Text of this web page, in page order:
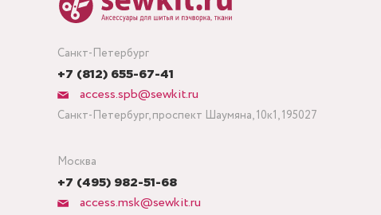
Санкт-Петербург
+7 (812) 655-67-41
access.spb@sewkit.ru
Санкт-Петербург, проспект Шаумяна, 10к1, 195027
Москва
+7 (495) 982-51-68
access.msk@sewkit.ru